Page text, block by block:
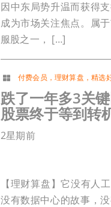
因中东局势升温而获得
成为市场关注焦点。属
服股之一， […]
付费会员，理财算盘，精选
跌了一年多3关
股票终于等到转
2星期前
【理财算盘】它没有人
没有数据中心的故事，